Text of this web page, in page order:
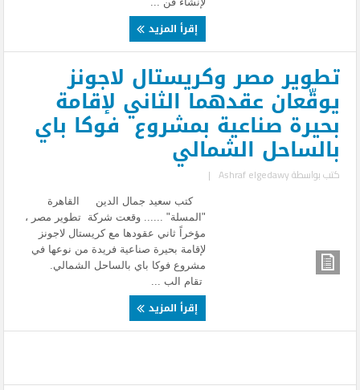
إقرأ المزيد
تطوير مصر وكريستال لاجونز
يوقّعان عقدهما الثاني لإقامة
بحيرة صناعية بمشروع فوكا باي
بالساحل الشمالي
كتب بواسطةAshraf elgedawy
|
كتب سعيد جمال الدين القاهرة
"المسلة" ...... وقعت شركة تطوير مصر ،
مؤخراً ثاني عقودها مع كريستال لاجونز
لإقامة بحيرة صناعية فريدة من نوعها في
مشروع فوكا باي بالساحل الشمالي.
تقام الب ...
إقرأ المزيد